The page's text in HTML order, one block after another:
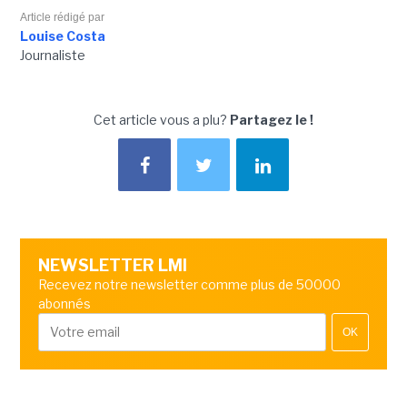
Article rédigé par
Louise Costa
Journaliste
Cet article vous a plu? Partagez le !
NEWSLETTER LMI
Recevez notre newsletter comme plus de 50000
abonnés
OK